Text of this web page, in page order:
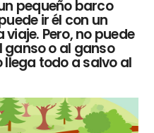
pequeño barco
ir él con un
Pero, no puede
ganso o al ganso
llega todo a salvo al